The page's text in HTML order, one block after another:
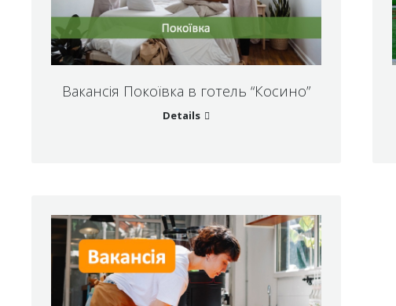
Вакансія Покоївка в готель “Косино”
Details